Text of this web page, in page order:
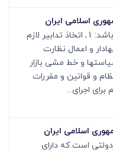
ماده 4ـ وظایف شورا به شرح زیر می باشد: 1ـ اتخاذ تدابیر لازم
و اعمال نظارت
قانون. 2ـ تعیین سیاستها و خط مشی بازار
و قوانین و مقررات
است که دارای